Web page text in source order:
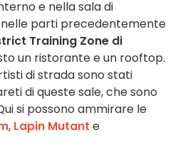
e nella sala di
parti precedentemente
Training Zone di
un ristorante e un rooftop.
di strada sono stati
di queste sale, che sono
si possono ammirare le
, Lapin Mutant e